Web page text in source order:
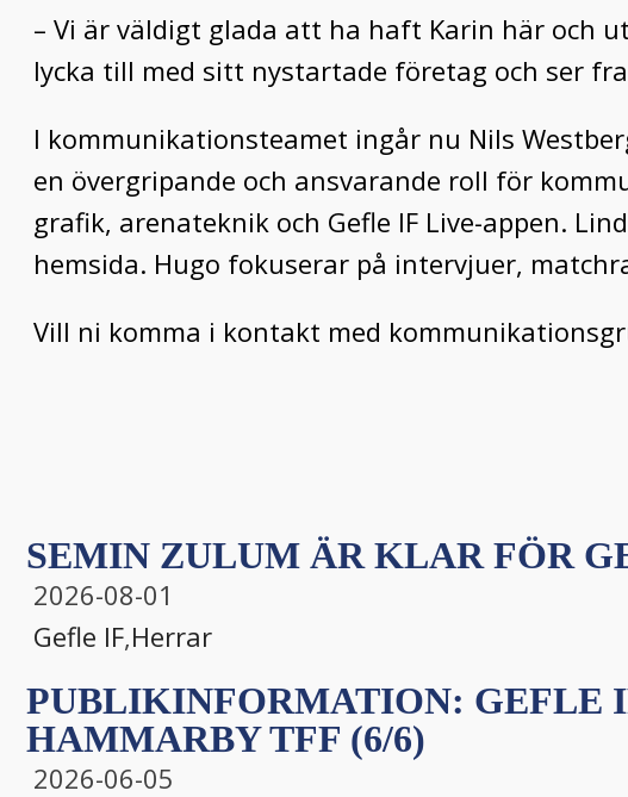
– Vi är väldigt glada att ha haft Karin här och
lycka till med sitt nystartade företag och ser
I kommunikationsteamet ingår nu Nils
en övergripande och ansvarande roll för
grafik, arenateknik och Gefle IF Live-appen.
hemsida. Hugo fokuserar på intervjuer,
Vill ni komma i kontakt med
SEMIN ZULUM ÄR KLAR FÖR
2026-08-01
Gefle IF,Herrar
PUBLIKINFORMATION: GEFLE
HAMMARBY TFF (6/6)
2026-06-05